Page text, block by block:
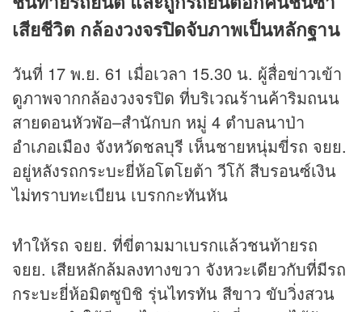
เสียชีวิต กล้องวงจรปิดจับภาพเป็นหลักฐาน
วันที่ 17 พ.ย. 61 เมื่อเวลา 15.30 น. ผู้สื่อข่าวเข้า
ดูภาพจากกล้องวงจรปิด ที่บริเวณร้านค้าริมถนน
สายดอนหัวฬ่อ–สำนักบก หมู่ 4 ตำบลนาป่า
อำเภอเมือง จังหวัดชลบุรี เห็นชายหนุ่มขี่รถ จยย.
อยู่หลังรถกระบะยี่ห้อโตโยต้า วีโก้ สีบรอนซ์เงิน
ไม่ทราบทะเบียน เบรกกะทันหัน
ทำให้รถ จยย. ที่ขี่ตามมาเบรกแล้วชนท้ายรถ
จยย. เสียหลักล้มลงทางขวา จังหวะเดียวกับที่มีรถ
กระบะยี่ห้อมิตซูบิชิ รุ่นไทรทัน สีขาว ขับวิ่งสวน